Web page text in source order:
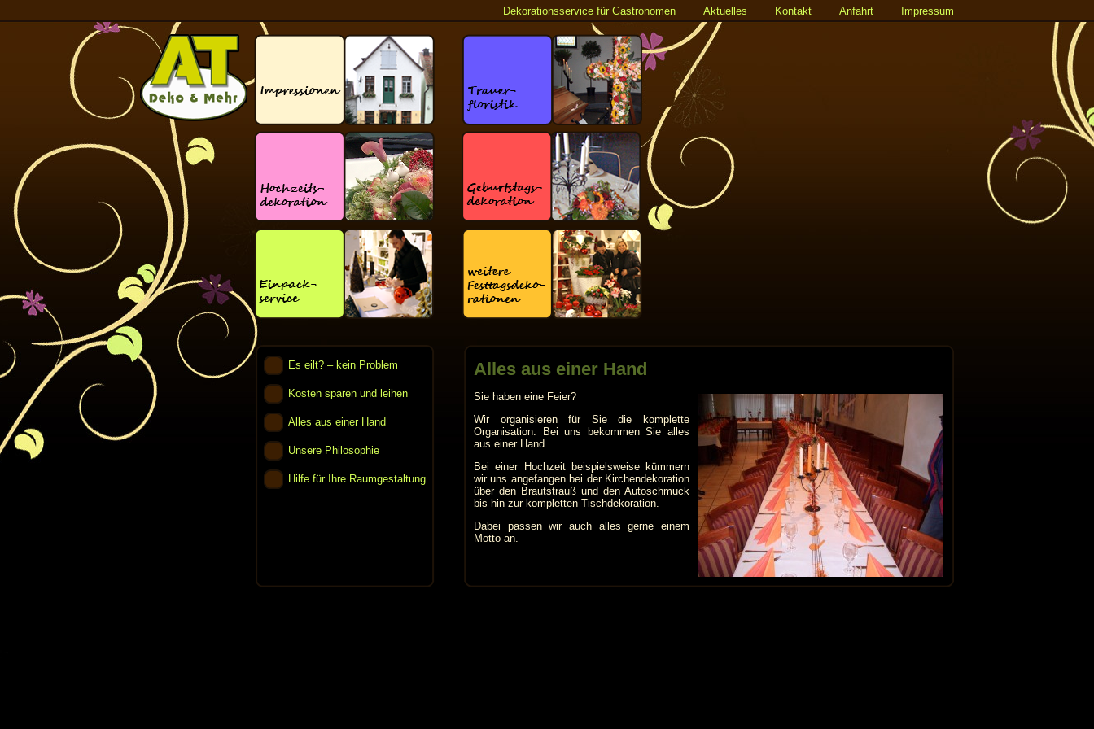
Dekorationsservice für Gastronomen Aktuelles Kontakt Anfahrt Impressum
Es eilt? – kein Problem
Kosten sparen und leihen
Alles aus einer Hand
Unsere Philosophie
Hilfe für Ihre Raumgestaltung
Alles aus einer Hand
Sie haben eine Feier?
Wir organisieren für Sie die komplette
Organisation. Bei uns bekommen Sie alles
aus einer Hand.
Bei einer Hochzeit beispielsweise kümmern
wir uns angefangen bei der Kirchendekoration
über den Brautstrauß und den Autoschmuck
bis hin zur kompletten Tischdekoration.
Dabei passen wir auch alles gerne einem
Motto an.